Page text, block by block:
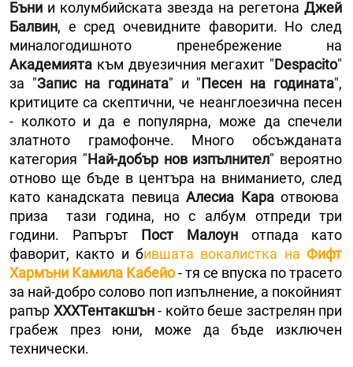
Бъни и колумбийската звезда на регетонаДжей
Балвин, е сред очевидните фаворити. Но след
миналогодишното пренебрежение на
Академията към двуезичния мегахит "Despacito"
за "Запис на годината" и "Песен на годината",
критиците са скептични, че неанглоезична песен
- колкото и да е популярна, може да спечели
златното грамофонче. Много обсъжданата
категория "Най-добър нов изпълнител" вероятно
отново ще бъде в центъра на вниманието, след
като канадската певицаАлесиа Караотвоюва
приза тази година, но с албум отпреди три
години. Рапърът Пост Малоунотпада като
фаворит, както и бившата вокалистка на Фифт
Хармъни Камила Кабейо- тя се впуска по трасето
за най-добро солово поп изпълнение, а покойният
рапър XXXТентакшън- който беше застрелян при
грабеж през юни, може да бъде изключен
технически.